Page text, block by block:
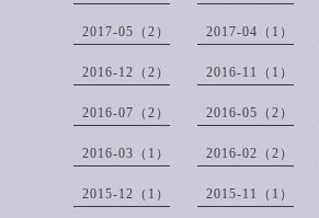
2017-05（2） 2017-04（1）
2016-12（2） 2016-11（1）
2016-07（2） 2016-05（2）
2016-03（1） 2016-02（2）
2015-12（1） 2015-11（1）